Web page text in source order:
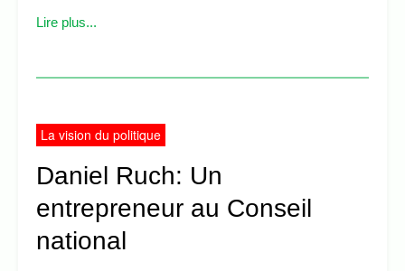
Lire plus...
La vision du politique
Daniel Ruch: Un
entrepreneur au Conseil
national